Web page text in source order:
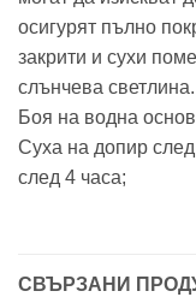
осигурят пълно
закрити и сухи
слънчева светлина.
Боя на водна
Суха на допир
след 4 часа;
СВЪРЗАНИ